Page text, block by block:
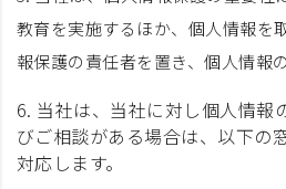
教育を実施するほか、個人情報を
報保護の責任者を置き、個人情報
6. 当社は、当社に対し個人情報
びご相談がある場合は、以下の
対応します。